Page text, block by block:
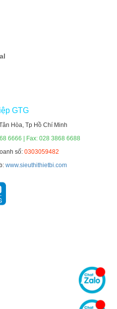
GTG
Hòa, Tp Hồ Chí Minh
6666 | Fax: 028 3868 6688
số:0303059482
www.sieuthithietbi.com